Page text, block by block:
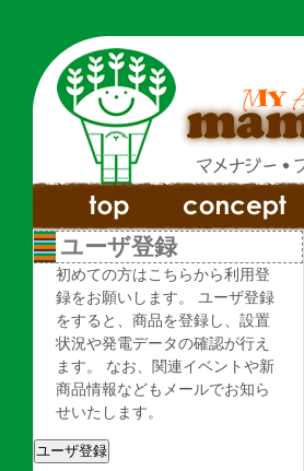
ユーザ登録
初めての方はこちらから利用登
録をお願いします。 ユーザ登録
をすると、商品を登録し、設置
状況や発電データの確認が行え
ます。 なお、関連イベントや新
商品情報などもメールでお知ら
せいたします。